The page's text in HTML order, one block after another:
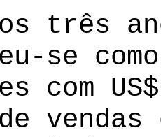
três
se
com
vendas